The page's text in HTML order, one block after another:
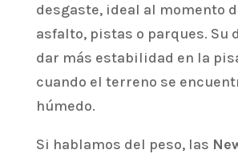
desgaste, ideal al momento
asfalto, pistas o parques. Su
dar más estabilidad en la
cuando el terreno se
húmedo.
Si hablamos del peso, las